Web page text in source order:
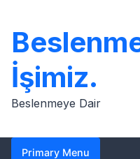
content
İşimiz.
Beslenmeye Dair
Primary Menu